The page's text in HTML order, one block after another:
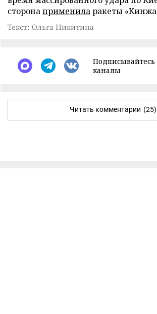
сторонапримениларакеты
Текст: Ольга Никитина
каналы
Читать комментарии (25)